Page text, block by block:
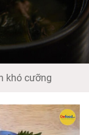
khó cưỡng